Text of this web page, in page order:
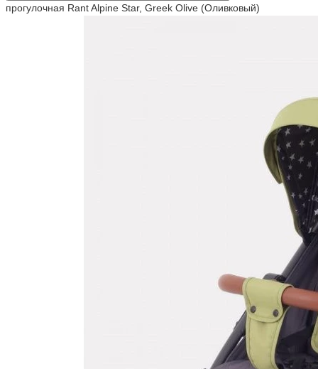
прогулочная Rant Alpine Star, Greek Olive (Оливковый)